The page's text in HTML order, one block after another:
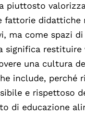
piuttosto
didattiche
ma come spazi
restituire
una cultura
include,
e rispettoso
di educazione